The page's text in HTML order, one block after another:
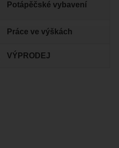
Potápěčské vybavení
Práce ve výškách
VÝPRODEJ